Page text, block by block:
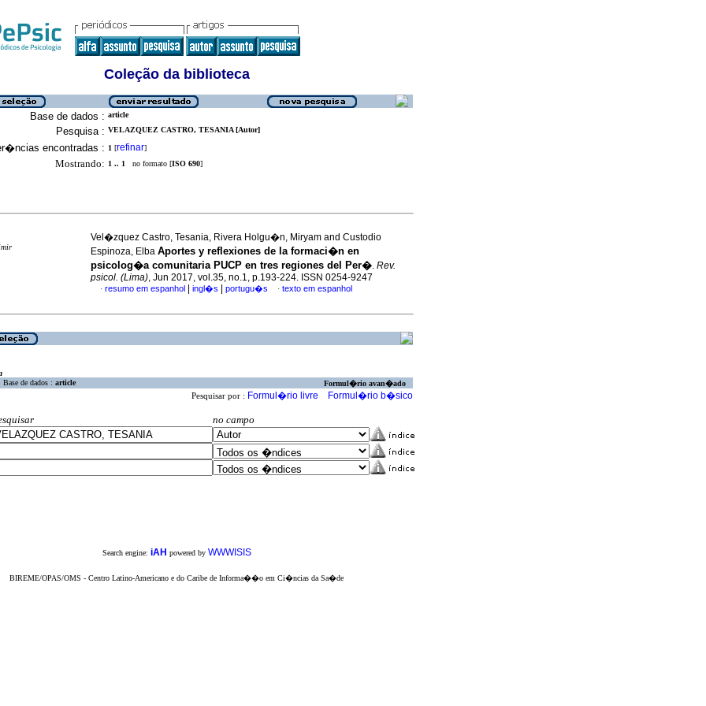
Coleção da biblioteca
Base de dados : article
Pesquisa : VELAZQUEZ CASTRO, TESANIA [Autor]
encontradas : 1 [refinar]
Mostrando: 1 .. 1 no formato [ISO 690]
Vel�zquez Castro, Tesania, Rivera Holgu�n, Miryam and Custodio
Espinoza, Elba Aportes y reflexiones de la formaci�n en
psicolog�a comunitaria PUCP en tres regiones del Per�. Rev.
psicol. (Lima), Jun 2017, vol.35, no.1, p.193-224. ISSN 0254-9247
· resumo em espanhol ingl�s portugu�s · texto em espanhol
Base de dados : article Formul�rio avan�ado
Pesquisar por : Formul�rio livre Formul�rio b�sico
no campo
Search engine: iAH powered by WWWISIS
BIREME/OPAS/OMS - Centro Latino-Americano e do Caribe de Informa��o em Ci�ncias da Sa�de